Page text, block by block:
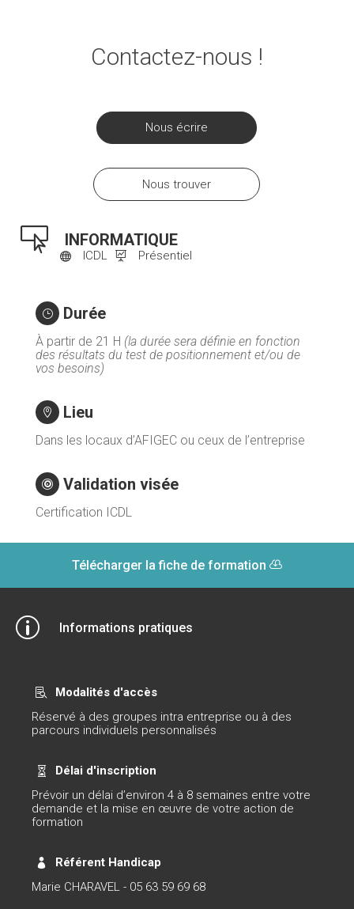
Contactez-nous !
Nous écrire
Nous trouver
 INFORMATIQUE
 ICDL  Présentiel
} Durée
À partir de 21 H (la durée sera définie en fonction
des résultats du test de positionnement et/ou de
vos besoins)
 Lieu
Dans les locaux d’AFIGEC ou ceux de l’entreprise
 Validation visée
Certification ICDL
Télécharger la fiche de formation
p Informations pratiques

Modalités d'accès
Réservé à des groupes intra entreprise ou à des
parcours individuels personnalisés

Délai d'inscription
Prévoir un délai d’environ 4 à 8 semaines entre votre
demande et la mise en œuvre de votre action de
formation

Référent Handicap
Marie CHARAVEL - 05 63 59 69 68